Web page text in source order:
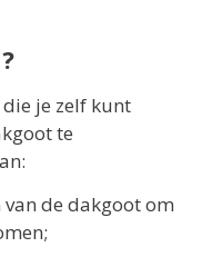
je zelf kunt
te
de dakgoot om